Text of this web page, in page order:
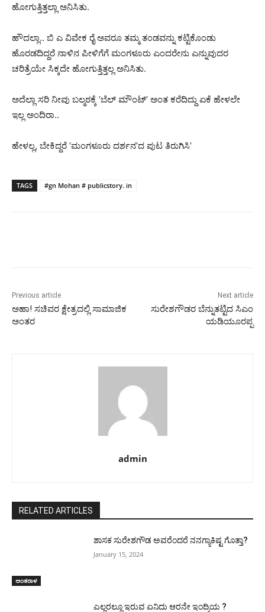
ಹೋಗುತ್ತಿತ್ತಲ್ಲಾ ಅನಿಸಿತು.
ಹೌದಲ್ಲಾ.. ಬಿ ಎ ವಿವೇಕ ರೈ ಅವರೂ ತಮ್ಮ ತಂಡವನ್ನು ಕಟ್ಟಿಕೊಂಡು
ಹೊರಡದಿದ್ದರೆ ನಾಳಿನ ಪೀಳಿಗೆಗೆ ಮಂಗಳೂರು ಎಂದರೇನು ಎನ್ನುವುದರ
ಚರಿತ್ರೆಯೇ ಸಿಕ್ಕದೇ ಹೋಗುತ್ತಿತ್ತಲ್ಲ ಅನಿಸಿತು.
ಅದೆಲ್ಲಾ ಸರಿ ನೀವು ಬಲ್ಮಠಕ್ಕೆ ‘ಬೆಲ್ ಮೌಂಟ್’ ಅಂತ ಕರೆದಿದ್ದು ಏಕೆ ಹೇಳಲೇ
ಇಲ್ಲ ಅಂದಿರಾ..
ಹೇಳಲ್ಲ, ಬೇಕಿದ್ದರೆ ‘ಮಂಗಳೂರು ದರ್ಶನ’ದ ಪುಟ ತಿರುಗಿಸಿ’
TAGS #gn Mohan # publicstory. in
Previous article
ಅಹಾ! ಸಚಿವರ ಕ್ಷೇತ್ರದಲ್ಲಿ ಸಾಮಾಜಿಕ
ಅಂತರ
Next article
ಸುರೇಶಗೌಡರ ಬೆನ್ನುತಟ್ಟಿದ ಸಿಎಂ
ಯಡಿಯೂರಪ್ಪ
admin
RELATED ARTICLES
ಅಂತರಾಳ
ಶಾಸಕ ಸುರೇಶಗೌಡ ಅವರೆಂದರೆ ನನಗ್ಯಾಕಿಷ್ಟ ಗೊತ್ತಾ?
January 15, 2024
ಎಲ್ಲರಲ್ಲೂ ಇರುವ ಏನಿದು ಆರನೇ ಇಂದ್ರಿಯ ?